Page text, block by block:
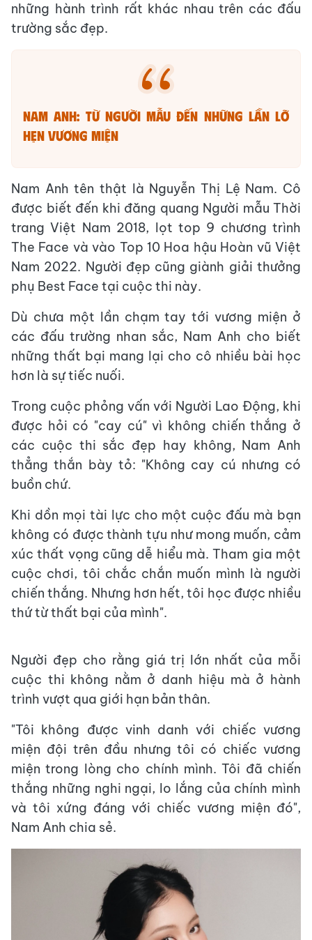
những hành trình rất khác nhau trên các đấu
trường sắc đẹp.
Nam Anh: Từ người mẫu đến những lần lỡ
hẹn vương miện
Nam Anh tên thật là Nguyễn Thị Lệ Nam. Cô
được biết đến khi đăng quang Người mẫu Thời
trang Việt Nam 2018, lọt top 9 chương trình
The Face và vào Top 10 Hoa hậu Hoàn vũ Việt
Nam 2022. Người đẹp cũng giành giải thưởng
phụ Best Face tại cuộc thi này.
Dù chưa một lần chạm tay tới vương miện ở
các đấu trường nhan sắc, Nam Anh cho biết
những thất bại mang lại cho cô nhiều bài học
hơn là sự tiếc nuối.
Trong cuộc phỏng vấn với Người Lao Động, khi
được hỏi có "cay cú" vì không chiến thắng ở
các cuộc thi sắc đẹp hay không, Nam Anh
thẳng thắn bày tỏ: "Không cay cú nhưng có
buồn chứ.
Khi dồn mọi tài lực cho một cuộc đấu mà bạn
không có được thành tựu như mong muốn, cảm
xúc thất vọng cũng dễ hiểu mà. Tham gia một
cuộc chơi, tôi chắc chắn muốn mình là người
chiến thắng. Nhưng hơn hết, tôi học được nhiều
thứ từ thất bại của mình".
Người đẹp cho rằng giá trị lớn nhất của mỗi
cuộc thi không nằm ở danh hiệu mà ở hành
trình vượt qua giới hạn bản thân.
"Tôi không được vinh danh với chiếc vương
miện đội trên đầu nhưng tôi có chiếc vương
miện trong lòng cho chính mình. Tôi đã chiến
thắng những nghi ngại, lo lắng của chính mình
và tôi xứng đáng với chiếc vương miện đó",
Nam Anh chia sẻ.